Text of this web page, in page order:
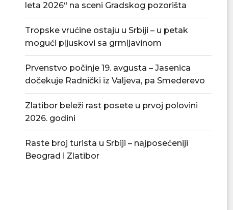
leta 2026“ na sceni Gradskog pozorišta
Tropske vrućine ostaju u Srbiji – u petak
mogući pljuskovi sa grmljavinom
Prvenstvo počinje 19. avgusta – Jasenica
dočekuje Radnički iz Valjeva, pa Smederevo
Zlatibor beleži rast posete u prvoj polovini
2026. godini
Raste broj turista u Srbiji – najposećeniji
Beograd i Zlatibor